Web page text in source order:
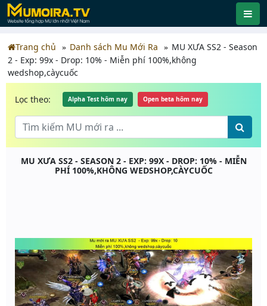
Trang chủ Danh sách Mu Mới Ra
MU XƯA SS2 - Season
2 - Exp: 99x - Drop: 10% - Miễn phí 100%,không
wedshop,càycuốc
Lọc theo: Alpha Test hôm nay Open beta hôm nay
MU XƯA SS2 - SEASON 2 - EXP: 99X - DROP: 10% - MIỄN
PHÍ 100%,KHÔNG WEDSHOP,CÀYCUỐC